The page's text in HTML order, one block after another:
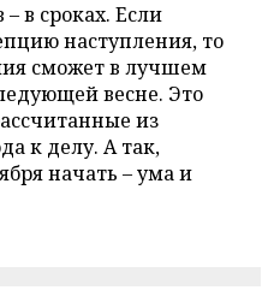
в сроках. Если
наступления, то
сможет в лучшем
весне. Это
из
к делу. А так,
начать – ума и